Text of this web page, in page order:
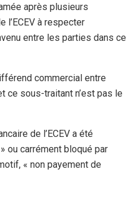
après plusieurs
l’ECEV à respecter
entre les parties dans ce
commercial entre
ce sous-traitant n’est pas le
de l’ECEV a été
ou carrément bloqué par
« non payement de